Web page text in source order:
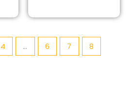
4 … 6 7 8